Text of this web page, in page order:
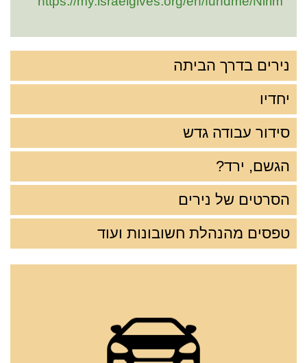
נירים בדרך הביתה
יחדיו
סידור עבודה גדש
הגשם, ירד?
הסרטים של נירים
טפסים מהנהלת חשובונות ועוד